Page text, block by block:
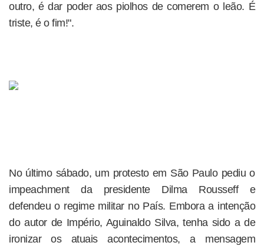
outro, é dar poder aos piolhos de comerem o leão. É
triste, é o fim!".
No último sábado, um protesto em São Paulo pediu o
impeachment da presidente Dilma Rousseff e
defendeu o regime militar no País. Embora a intenção
do autor de Império, Aguinaldo Silva, tenha sido a de
ironizar os atuais acontecimentos, a mensagem